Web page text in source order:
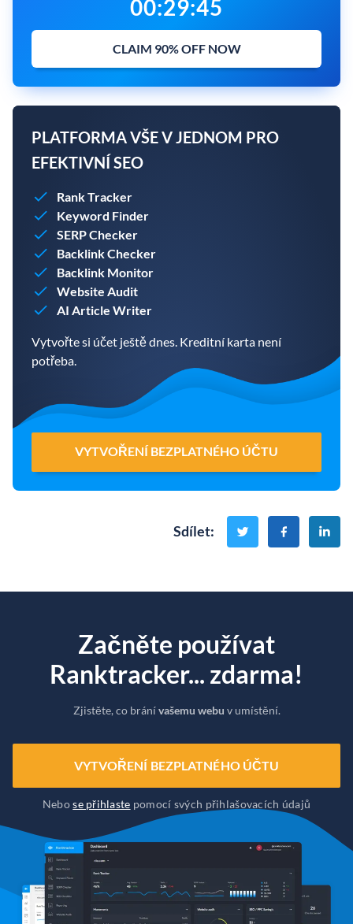
00:29:44
CLAIM 90% OFF NOW
PLATFORMA VŠE V JEDNOM PRO
EFEKTIVNÍ SEO
Rank Tracker
Keyword Finder
SERP Checker
Backlink Checker
Backlink Monitor
Website Audit
AI Article Writer
Vytvořte si účet ještě dnes. Kreditní karta není
potřeba.
VYTVOŘENÍ BEZPLATNÉHO ÚČTU
Sdílet:
Začněte používat
Ranktracker... zdarma!
Zjistěte, co bránívašemu webu v umístění.
VYTVOŘENÍ BEZPLATNÉHO ÚČTU
Nebose přihlaste pomocí svých přihlašovacích údajů